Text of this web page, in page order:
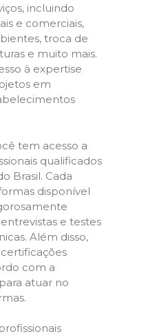
incluindo
e comerciais,
troca de
e muito mais.
à expertise
em
tem acesso a
qualificados
Brasil. Cada
disponível
e testes
Além disso,
com a
atuar no